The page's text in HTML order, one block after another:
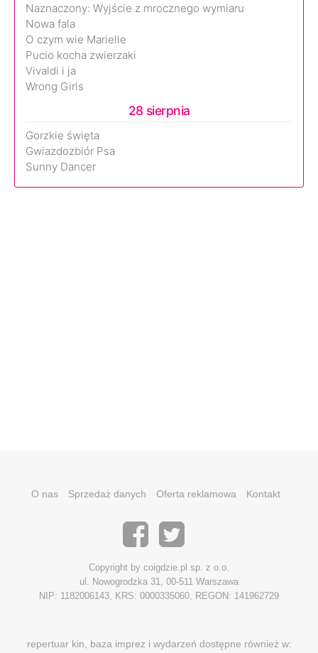
Naznaczony: Wyjście z mrocznego wymiaru
Nowa fala
O czym wie Marielle
Pucio kocha zwierzaki
Vivaldi i ja
Wrong Girls
28 sierpnia
Gorzkie święta
Gwiazdozbiór Psa
Sunny Dancer
O nas Sprzedaż danych Oferta reklamowa Kontakt
Copyright by coigdzie.pl sp. z o.o.
ul. Nowogrodzka 31, 00-511 Warszawa
NIP: 1182006143, KRS: 0000335060, REGON: 141962729
repertuar kin, baza imprez i wydarzeń dostępne również w: